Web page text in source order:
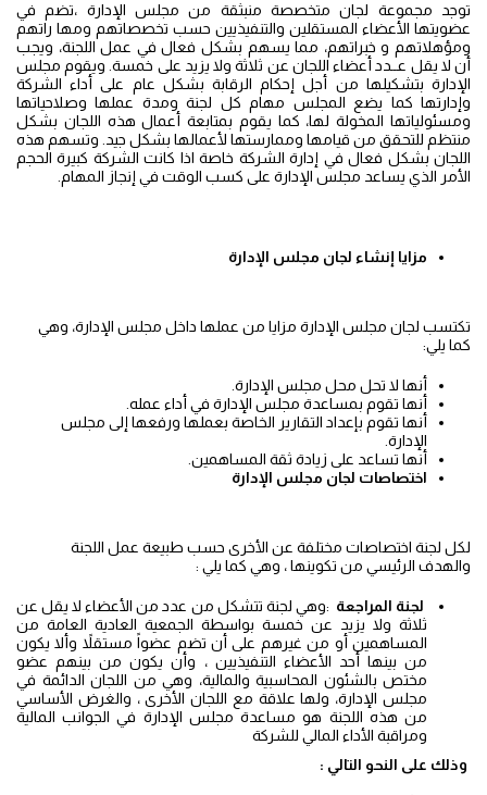
توجد مجموعة لجان متخصصة منبثقة من مجلس الإدارة ،تضم في
عضويتها الأعضاء المستقلين والتنفيذيين حسب تخصصاتهم ومها راتهم
ومؤهلاتهم و خبراتهم، مما يسهم بشكل فعال في عمل اللجنة، ويجب
أن لا يقل عــدد أعضاء اللجان عن ثلاثة ولا يزيد على خمسة. ويقوم مجلس
الإدارة بتشكيلها من أجل إحكام الرقابة بشكل عام على أداء الشركة
وإدارتها كما يضع المجلس مهام كل لجنة ومدة عملها وصلاحياتها
ومسئولياتها المخولة لها، كما يقوم بمتابعة أعمال هذه اللجان بشكل
منتظم للتحقق من قيامها وممارستها لأعمالها بشكل جيد. وتسهم هذه
اللجان بشكل فعال في إدارة الشركة خاصة اذا كانت الشركة كبيرة الحجم
الأمر الذي يساعد مجلس الإدارة على كسب الوقت في إنجاز المهام.
مزايا إنشاء لجان مجلس الإدارة
تكتسب لجان مجلس الإدارة مزايا من عملها داخل مجلس الإدارة، وهي
كما يلي:
أنها لا تحل محل مجلس الإدارة.
أنها تقوم بمساعدة مجلس الإدارة في أداء عمله.
أنها تقوم بإعداد التقارير الخاصة بعملها ورفعها إلى مجلس
الإدارة.
أنها تساعد على زيادة ثقة المساهمين.
اختصاصات لجان مجلس الإدارة
لكل لجنة اختصاصات مختلفة عن الأخرى حسب طبيعة عمل اللجنة
والهدف الرئيسي من تكوينها ، وهي كما يلي :
لجنة المراجعة :وهي لجنة تتشكل من عدد من الأعضاء لا يقل عن
ثلاثة ولا يزيد عن خمسة بواسطة الجمعية العادية العامة من
المساهمين أو من غيرهم على أن تضم عضواً مستقلاً وألا يكون
من بينها أحد الأعضاء التنفيذيين ، وأن يكون من بينهم عضو
مختص بالشئون المحاسبية والمالية، وهي من اللجان الدائمة في
مجلس الإدارة، ولها علاقة مع اللجان الأخرى ، والغرض الأساسي
من هذه اللجنة هو مساعدة مجلس الإدارة في الجوانب المالية
ومراقبة الأداء المالي للشركة
وذلك على النحو التالي :